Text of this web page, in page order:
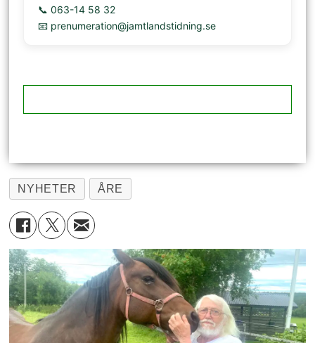
📞 063-14 58 32
📧 prenumeration@jamtlandstidning.se
NYHETER ÅRE